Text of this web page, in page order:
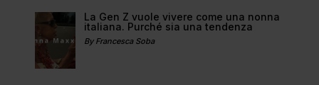
La Gen Z vuole vivere come una nonna
italiana. Purché sia una tendenza
By Francesca Soba